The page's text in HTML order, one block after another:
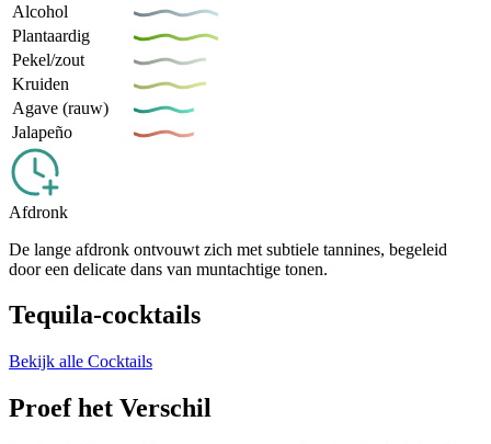
Alcohol
Plantaardig
Pekel/zout
Kruiden
Agave (rauw)
Jalapeño
Afdronk
De lange afdronk ontvouwt zich met subtiele tannines, begeleid
door een delicate dans van muntachtige tonen.
Tequila-cocktails
Bekijk alle Cocktails
Proef het Verschil